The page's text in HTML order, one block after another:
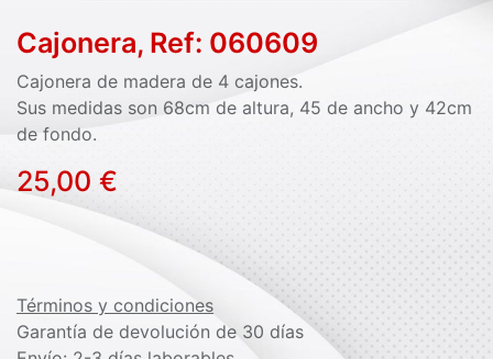
Cajonera, Ref: 060609
Cajonera de madera de 4 cajones.
Sus medidas son 68cm de altura, 45 de ancho y 42cm
de fondo.
25,00 €
Términos y condiciones
Garantía de devolución de 30 días